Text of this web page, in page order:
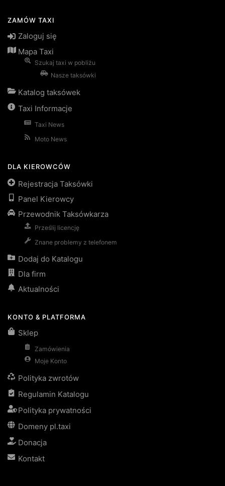
ZAMÓW TAXI
Zaloguj się
Mapa Taxi
Szukaj taxi w pobliżu
Nasze taksówki
Katalog taksówek
Taxi Informacje
Taxi News
Moto News
DLA KIEROWCÓW
Rejestracja Taksówki
Panel Kierowcy
Przewodnik Taksówkarza
Prześlij licencję
Znane problemy z telefonem
Dodaj do Katalogu
Dla firm
Aktualności
KONTO & PLATFORMA
Sklep
Zamówienia
Moje Konto
Polityka zwrotów
Regulamin Katalogu
Polityka prywatności
Domeny pl.taxi
Donacja
Kontakt